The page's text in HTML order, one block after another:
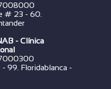
# 23 - 60.
- Clínica
99. Floridablanca -